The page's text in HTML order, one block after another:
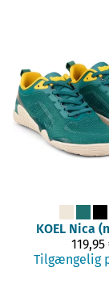
KOEL Nica
119,95
Tilgængelig